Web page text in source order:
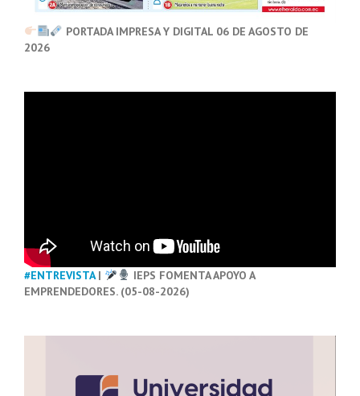
PORTADA IMPRESA Y DIGITAL 06 DE AGOSTO DE
2026
#ENTREVISTA|
IEPS FOMENTA APOYO A
EMPRENDEDORES. (05-08-2026)